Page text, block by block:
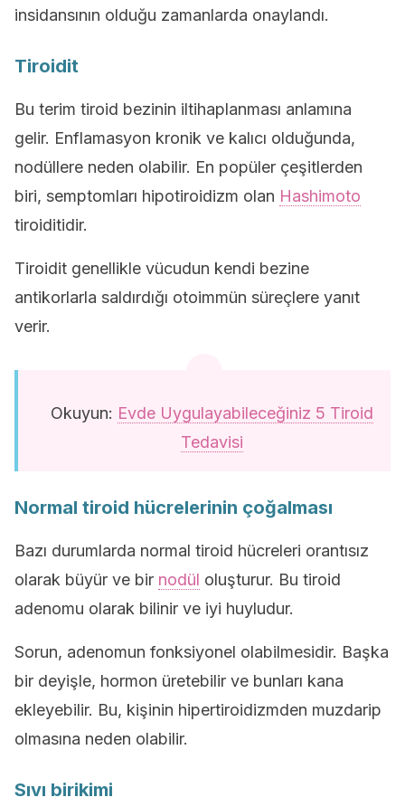
insidansının olduğu zamanlarda onaylandı.
Tiroidit
Bu terim tiroid bezinin iltihaplanması anlamına
gelir. Enflamasyon kronik ve kalıcı olduğunda,
nodüllere neden olabilir. En popüler çeşitlerden
biri, semptomları hipotiroidizm olan Hashimoto
tiroiditidir.
Tiroidit genellikle vücudun kendi bezine
antikorlarla saldırdığı otoimmün süreçlere yanıt
verir.
Okuyun: Evde Uygulayabileceğiniz 5 Tiroid
Tedavisi
Normal tiroid hücrelerinin çoğalması
Bazı durumlarda normal tiroid hücreleri orantısız
olarak büyür ve bir nodül oluşturur. Bu tiroid
adenomu olarak bilinir ve iyi huyludur.
Sorun, adenomun fonksiyonel olabilmesidir. Başka
bir deyişle, hormon üretebilir ve bunları kana
ekleyebilir. Bu, kişinin hipertiroidizmden muzdarip
olmasına neden olabilir.
Sıvı birikimi